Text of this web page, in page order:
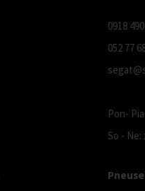
0918
052 77
Pon-
So -